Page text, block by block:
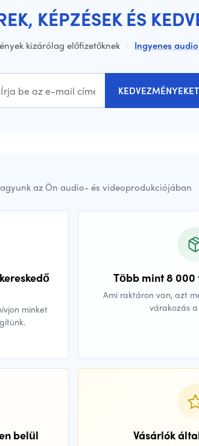
KÉPZÉSEK ÉS
kizárólag előfizetőknek · Ingyenes
az Ön audio- és videoprodukciójában
minket
Több mint 8
Ami raktáron van, azt
várakozás
belül Vásárlók